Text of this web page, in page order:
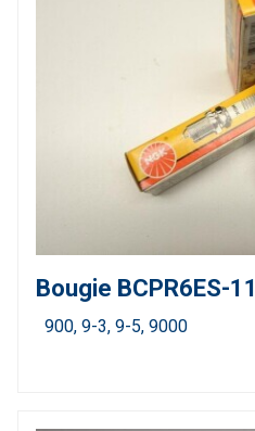
Bougie BCPR6ES-11
900 9-3 9-5 9000